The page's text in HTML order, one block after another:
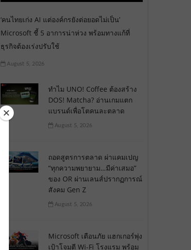
‘คนไทยเก่ง AI แต่องค์กรยังต่อยอดไม่เป็น’
Microsoft ชี้ 5 อาการน่าห่วง พร้อมทางแก้ที่
ธุรกิจต้องเร่งปรับใช้
August 5, 2026
ทำไม UNO! Coffee ต้องสร้าง
DOS! Matcha? อ่านเกมแตก
แบรนด์เพื่อโตคนละตลาด
August 5, 2026
ถอดสูตรการตลาด ผ่าแคมเปญ
“ทุกความพยายาม…มีค่าเสมอ”
ของ OR ผ่านเลนส์ปรากฏการณ์
สังคม Gen Z
August 5, 2026
Microsoft เตือนภัย แฮกเกอร์พุ่ง
เป้าโจมตี Wi-Fi โรงแรม พร้อม